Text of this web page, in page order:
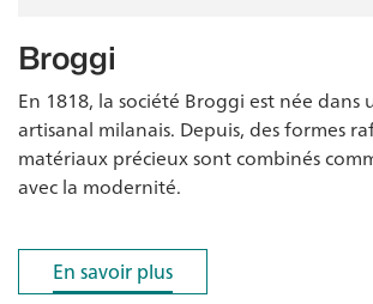
Broggi
En 1818, la société Broggi est née dans
artisanal milanais. Depuis, des formes
matériaux précieux sont combinés
avec la modernité.
En savoir plus
En savoir plus